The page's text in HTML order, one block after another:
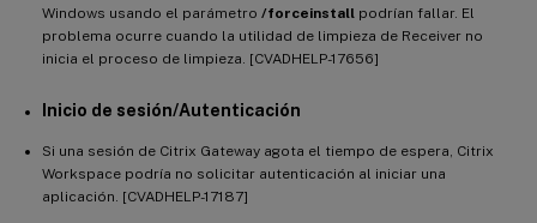
Windows usando el parámetro /forceinstall podrían fallar. El
problema ocurre cuando la utilidad de limpieza de Receiver no
inicia el proceso de limpieza. [CVADHELP-17656]
Inicio de sesión/Autenticación
Si una sesión de Citrix Gateway agota el tiempo de espera, Citrix
Workspace podría no solicitar autenticación al iniciar una
aplicación. [CVADHELP-17187]